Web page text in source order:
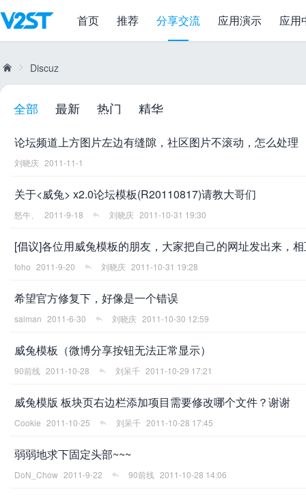
首页 推荐 分享交流 应用演示 应用
Discuz
全部 最新 热门 精华
论坛频道上方图片左边有缝隙，社区图片不滚动，怎么处理
刘晓庆 2011-11-1
关于<威兔> x2.0论坛模板(R20110817)请教大哥们
怒牛、 2011-9-18 刘晓庆 2011-10-31 19:30
[倡议]各位用威兔模板的朋友，大家把自己的网址发出来，
foho 2011-9-20 刘晓庆 2011-10-31 19:28
希望官方修复下，好像是一个错误
salman 2011-6-30 刘晓庆 2011-10-30 12:59
威兔模板（微博分享按钮无法正常显示）
90前线 2011-10-28 刘呆千 2011-10-29 17:21
威兔模版 板块页右边栏添加项目需要修改哪个文件？谢谢
Cookie 2011-10-25 刘呆千 2011-10-28 17:45
弱弱地求下固定头部~~~
DoN_Chow 2011-9-22 90前线 2011-10-28 14:06